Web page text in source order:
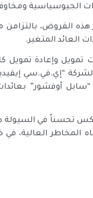
الجيوسياسية
القروض، بالتزامن
العائد المتغير.
تمويل وإعادة
دولار لشركة “سابل
في السيولة
المخاطر العالية،